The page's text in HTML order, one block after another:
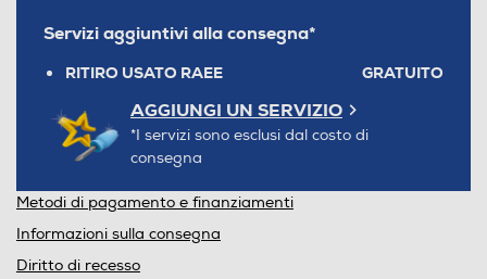
Servizi aggiuntivi alla consegna*
RITIRO USATO RAEE GRATUITO
AGGIUNGI UN SERVIZIO
*I servizi sono esclusi dal costo di
consegna
Metodi di pagamento e finanziamenti
Informazioni sulla consegna
Diritto di recesso